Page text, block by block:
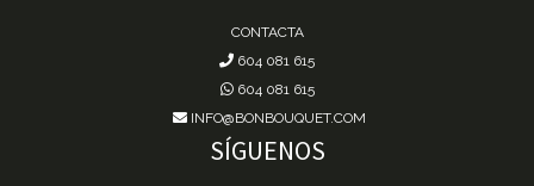
CONTACTA
604 081 615
604 081 615
INFO@BONBOUQUET.COM
SÍGUENOS